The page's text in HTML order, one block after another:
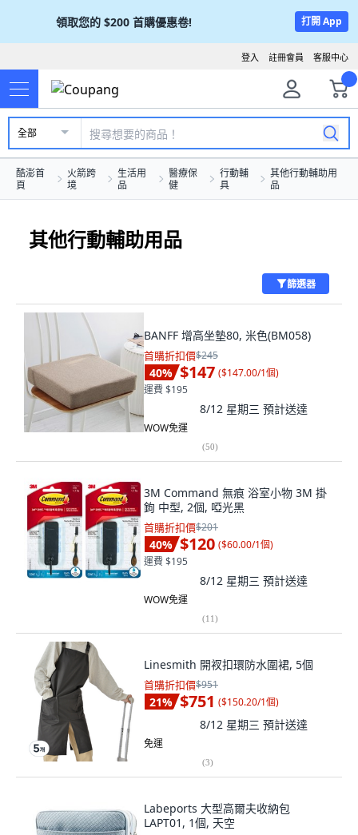
領取您的 $200 首購優惠卷! 打開 App
客服中心
註冊會員
登入
全部
酷澎首
頁
火箭跨
境
生活用
品
醫療保
健
行動輔
具
其他行動輔助用
品
其他行動輔助用品
篩選器
BANFF 增高坐墊80, 米色(BM058)
首購折扣價$245
40% $147 ($147.00/1個)
運費 $195
8/12 星期三 預計送達
WOW免運
(50)
3M Command 無痕 浴室小物 3M 掛
鉤 中型, 2個, 啞光黑
首購折扣價$201
40% $120 ($60.00/1個)
運費 $195
8/12 星期三 預計送達
WOW免運
(11)
Linesmith 開衩扣環防水圍裙, 5個
首購折扣價$951
21% $751 ($150.20/1個)
8/12 星期三 預計送達
免運
(3)
Labeports 大型高爾夫收納包
LAPT01, 1個, 天空